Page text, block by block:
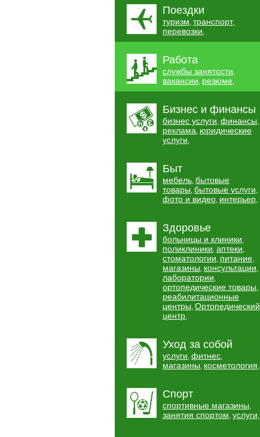
Поездки
туризм, транспорт,
перевозки,
Работа
службы занятости,
вакансии, резюме,
Бизнес и финансы
бизнес услуги, финансы,
реклама, юридические
услуги,
Быт
мебель, бытовые
товары, бытовые услуги,
фото и видео, интерьер,
Здоровье
больницы и клиники,
поликлиники, аптеки,
стоматологии, питание,
магазины, консультации,
лаборатории,
ортопедические товары,
реабилитационные
центры, Ортопедический
центр,
Уход за собой
услуги, фитнес,
магазины, косметология,
Спорт
спортивные магазины,
занятия спортом, услуги,